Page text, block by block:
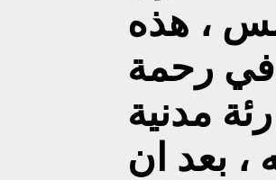
، هذه
رحمة
مدنية
، بعد ان